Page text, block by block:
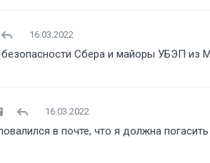
16.03.2022
Сбера и майоры УБЭП из
16.03.2022
в почте, что я должна